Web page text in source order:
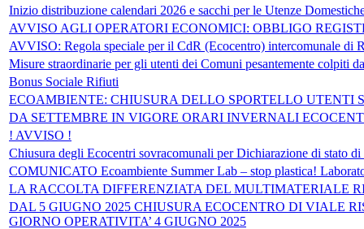
Inizio distribuzione calendari 2026 e sacchi per le Utenze
AVVISO AGLI OPERATORI ECONOMICI: OBBLIGO
AVVISO: Regola speciale per il CdR (Ecocentro) intercomunale di
Misure straordinarie per gli utenti dei Comuni pesantemente colpiti
Bonus Sociale Rifiuti
ECOAMBIENTE: CHIUSURA DELLO SPORTELLO UTENTI
DA SETTEMBRE IN VIGORE ORARI INVERNALI
! AVVISO !
Chiusura degli Ecocentri sovracomunali per Dichiarazione di stato
COMUNICATO Ecoambiente Summer Lab – stop plastica!
LA RACCOLTA DIFFERENZIATA DEL MULTIMATERIALE
DAL 5 GIUGNO 2025 CHIUSURA ECOCENTRO DI VIALE
GIORNO OPERATIVITA’ 4 GIUGNO 2025